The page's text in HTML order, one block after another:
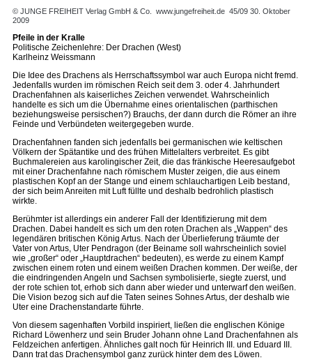
© JUNGE FREIHEIT Verlag GmbH & Co. www.jungefreiheit.de 45/09 30. Oktober
2009
Pfeile in der Kralle
Politische Zeichenlehre: Der Drachen (West)
Karlheinz Weissmann
Die Idee des Drachens als Herrschaftssymbol war auch Europa nicht fremd.
Jedenfalls wurden im römischen Reich seit dem 3. oder 4. Jahrhundert
Drachenfahnen als kaiserliches Zeichen verwendet. Wahrscheinlich
handelte es sich um die Übernahme eines orientalischen (parthischen
beziehungsweise persischen?) Brauchs, der dann durch die Römer an ihre
Feinde und Verbündeten weitergegeben wurde.
Drachenfahnen fanden sich jedenfalls bei germanischen wie keltischen
Völkern der Spätantike und des frühen Mittelalters verbreitet. Es gibt
Buchmalereien aus karolingischer Zeit, die das fränkische Heeresaufgebot
mit einer Drachenfahne nach römischem Muster zeigen, die aus einem
plastischen Kopf an der Stange und einem schlauchartigen Leib bestand,
der sich beim Anreiten mit Luft füllte und deshalb bedrohlich plastisch
wirkte.
Berühmter ist allerdings ein anderer Fall der Identifizierung mit dem
Drachen. Dabei handelt es sich um den roten Drachen als „Wappen“ des
legendären britischen König Artus. Nach der Überlieferung träumte der
Vater von Artus, Uter Pendragon (der Beiname soll wahrscheinlich soviel
wie „großer“ oder „Hauptdrachen“ bedeuten), es werde zu einem Kampf
zwischen einem roten und einem weißen Drachen kommen. Der weiße, der
die eindringenden Angeln und Sachsen symbolisierte, siegte zuerst, und
der rote schien tot, erhob sich dann aber wieder und unterwarf den weißen.
Die Vision bezog sich auf die Taten seines Sohnes Artus, der deshalb wie
Uter eine Drachenstandarte führte.
Von diesem sagenhaften Vorbild inspiriert, ließen die englischen Könige
Richard Löwenherz und sein Bruder Johann ohne Land Drachenfahnen als
Feldzeichen anfertigen. Ähnliches galt noch für Heinrich III. und Eduard III.
Dann trat das Drachensymbol ganz zurück hinter dem des Löwen.